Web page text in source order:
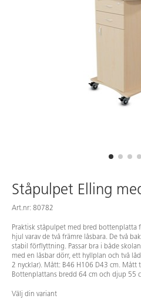
Ståpulpet Elling
Art.nr: 80782
Praktisk ståpulpet med bred bottenplatta
hjul varav de två främre låsbara. De två
stabil förflyttning. Passar bra i både
med en låsbar dörr, ett hyllplan och två
2 nycklar). Mått: B46 H106 D43 cm. Mått
Bottenplattans bredd 64 cm och djup 55
Välj din variant